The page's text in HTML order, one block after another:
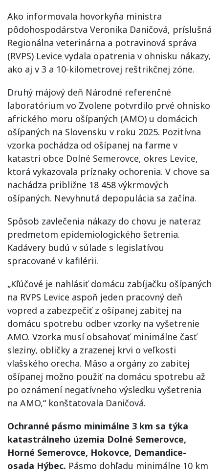
Ako informovala hovorkyňa ministra
pôdohospodárstva Veronika Daničová, príslušná
Regionálna veterinárna a potravinová správa
(RVPS) Levice vydala opatrenia v ohnisku nákazy,
ako aj v 3 a 10-kilometrovej reštrikčnej zóne.
Druhý májový deň Národné referenčné
laboratórium vo Zvolene potvrdilo prvé ohnisko
afrického moru ošípaných (AMO) u domácich
ošípaných na Slovensku v roku 2025. Pozitívna
vzorka pochádza od ošípanej na farme v
katastri obce Dolné Semerovce, okres Levice,
ktorá vykazovala príznaky ochorenia. V chove sa
nachádza približne 18 458 výkrmových
ošípaných. Nevyhnutá depopulácia sa začína.
Spôsob zavlečenia nákazy do chovu je nateraz
predmetom epidemiologického šetrenia.
Kadávery budú v súlade s legislatívou
spracované v kafilérii.
„Kľúčové je nahlásiť domácu zabíjačku ošípaných
na RVPS Levice aspoň jeden pracovný deň
vopred a zabezpečiť z ošípanej zabitej na
domácu spotrebu odber vzorky na vyšetrenie
AMO. Vzorka musí obsahovať minimálne časť
sleziny, obličky a zrazenej krvi o veľkosti
vlašského orecha. Mäso a orgány zo zabitej
ošípanej možno použiť na domácu spotrebu až
po oznámení negatívneho výsledku vyšetrenia
na AMO,“ konštatovala Daničová.
Ochranné pásmo minimálne 3 km sa týka
katastrálneho územia Dolné Semerovce,
Horné Semerovce, Hokovce, Demandice-
osada Hýbec. Pásmo dohľadu minimálne 10 km